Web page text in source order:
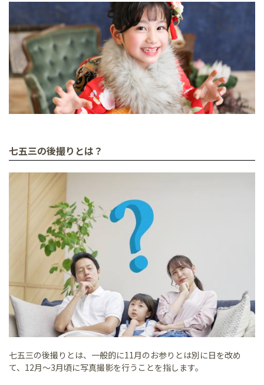
七五三の後撮りとは？
七五三の後撮りとは、一般的に11月のお参りとは別に日を改め
て、12月～3月頃に写真撮影を行うことを指します。